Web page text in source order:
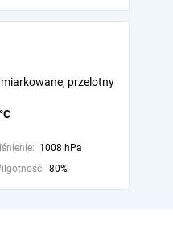
przelotny
1008 hPa
80%